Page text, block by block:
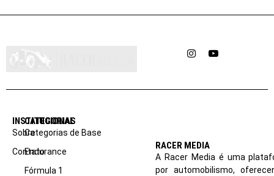
InstagramYouTube
INSTITUCIONAL
Sobre
Contato
CATEGORIAS
Categorias de Base
Endurance
Fórmula 1
RACER MEDIA
A Racer Media é uma
por automobilismo,